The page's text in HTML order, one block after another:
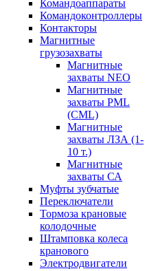
Командоаппараты
Командоконтроллеры
Контакторы
Магнитные
грузозахваты
Магнитные
захваты NEO
Магнитные
захваты PML
(CML)
Магнитные
захваты ЛЗА (1-
10 т.)
Магнитные
захваты СА
Муфты зубчатые
Переключатели
Тормоза крановые
колодочные
Штамповка колеса
кранового
Электродвигатели